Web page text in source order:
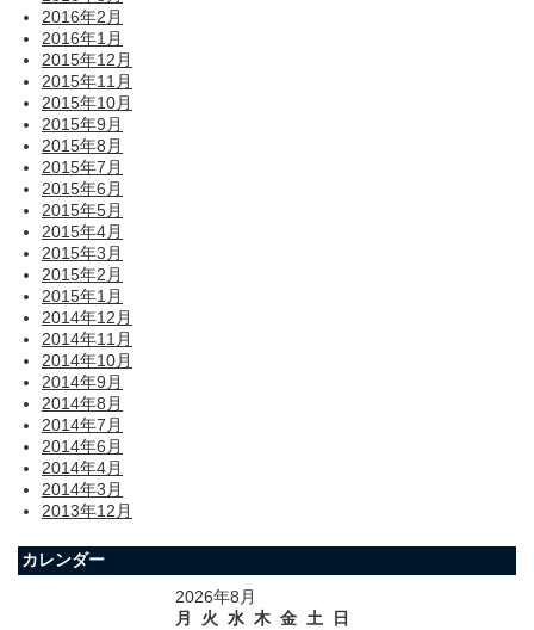
2016年2月
2016年1月
2015年12月
2015年11月
2015年10月
2015年9月
2015年8月
2015年7月
2015年6月
2015年5月
2015年4月
2015年3月
2015年2月
2015年1月
2014年12月
2014年11月
2014年10月
2014年9月
2014年8月
2014年7月
2014年6月
2014年4月
2014年3月
2013年12月
カレンダー
2026年8月
月
火 水 木 金 土
日